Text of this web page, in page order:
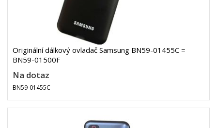
Originální dálkový ovladač Samsung BN59-01455C =
BN59-01500F
Na dotaz
BN59-01455C